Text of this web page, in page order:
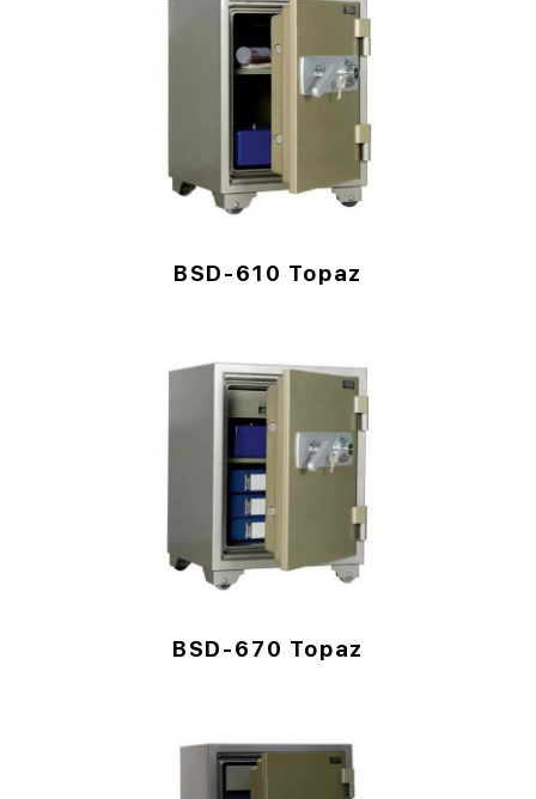
BSD-610 Topaz
BSD-670 Topaz